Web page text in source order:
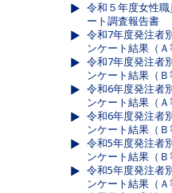
令和５年度女性
ート調査報告書
令和7年度発注者
ンケート結果（Ａ
令和7年度発注者
ンケート結果（Ｂ
令和6年度発注者
ンケート結果（Ａ
令和6年度発注者
ンケート結果（Ｂ
令和5年度発注者
ンケート結果（Ｂ
令和5年度発注者
ンケート結果（Ａ